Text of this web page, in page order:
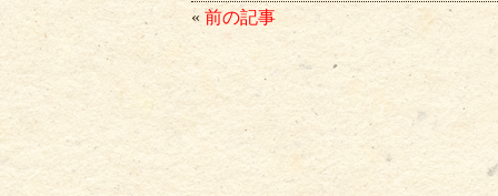
bo
ok
tte
r
ail
« 前の記事